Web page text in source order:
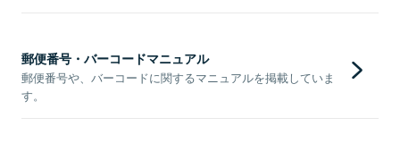
郵便番号・バーコードマニュアル
郵便番号や、バーコードに関するマニュアルを掲載していま
す。